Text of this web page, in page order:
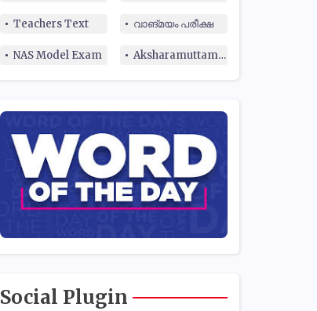
Teachers Text വാങ്മയം പരീക്ഷ
NAS Model Exam Aksharamuttam Quiz
Social Plugin